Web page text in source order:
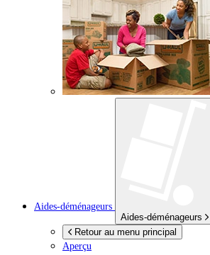
Aides-déménageurs
Aides-déménageurs
Retour au menu principal
Aperçu